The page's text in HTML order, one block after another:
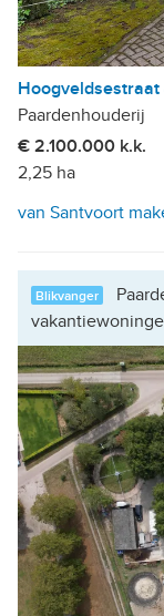
Hoogveldsestraat
Paardenhouderij
€ 2.100.000 k.k.
2,25 ha
van Santvoort
Blikvanger